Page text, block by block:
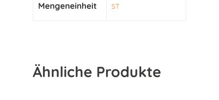
Mengeneinheit ST
Ähnliche Produkte